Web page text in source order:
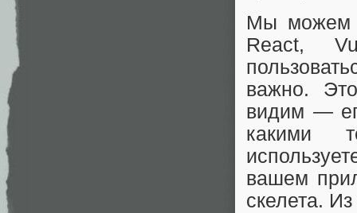
Мы можем
React,
важно.
видим —
какими
вашем
скелета.